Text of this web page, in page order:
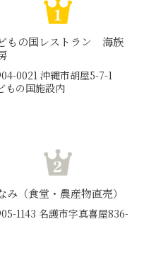
もの国レストラン 海族
0021 沖縄市胡屋5-7-1
もの国施設内
み（食堂・農産物直売）
1143 名護市字真喜屋836-